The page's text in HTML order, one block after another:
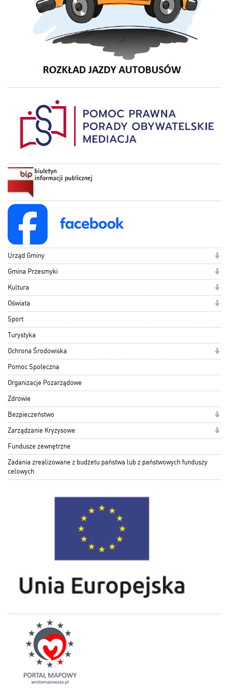
Urząd Gminy
Gmina Przesmyki
Kultura
Oświata
Sport
Turystyka
Ochrona Środowiska
Pomoc Społeczna
Organizacje Pozarządowe
Zdrowie
Bezpieczeństwo
Zarządzanie Kryzysowe
Fundusze zewnętrzne
Zadania zrealizowane z budżetu państwa lub z państwowych funduszy
celowych